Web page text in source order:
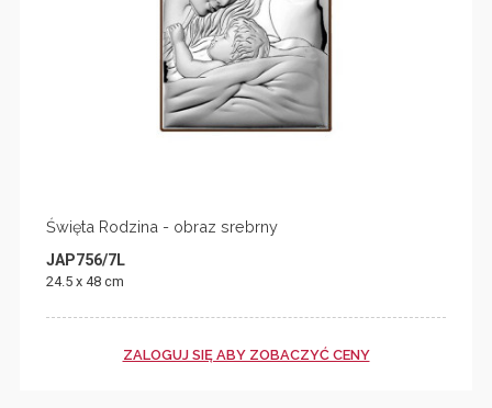
Święta Rodzina - obraz srebrny
JAP756/7L
24.5 x 48 cm
ZALOGUJ SIĘ ABY ZOBACZYĆ CENY